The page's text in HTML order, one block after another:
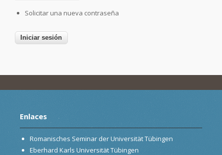
Solicitar una nueva contraseña
Enlaces
Romanisches Seminar der Universität Tübingen
Eberhard Karls Universität Tübingen